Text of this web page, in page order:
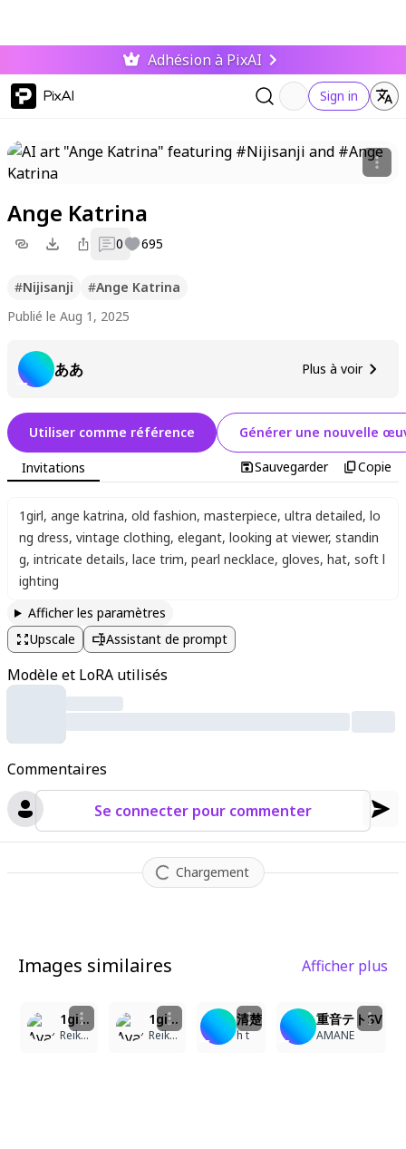
Adhésion à PixAI
PixAI Sign in
Ange Katrina
0 695
#Nijisanji #Ange Katrina
Publié le Aug 1, 2025
ああ Plus à voir
Commentaires
Se connecter pour commenter
Chargement
Utiliser comme référence Générer une nouvelle
Invitations Sauvegarder Copie
1girl, ange katrina, old fashion, masterpiece, ultra detailed, lo
ng dress, vintage clothing, elegant, looking at viewer, standin
g, intricate details, lace trim, pearl necklace, gloves, hat, soft l
ighting
Afficher les paramètres
Upscale
Assistant de prompt
Modèle et LoRA utilisés
Images similaires Afficher plus
1girl, shirayuki\(snow white with the red hair\), masterpiece, long hair, red eyes, white dress, looking at viewer
Reiku🎈
1girl, shirayuki-hime\(snow white with the red hair\), red hair, green eyes, hair between eyes, short hair, masterpiece, looking at viewer, light smile, elegant, fantasy setting
Reiku🎈
清楚
h t
重音テトSV
AMANE